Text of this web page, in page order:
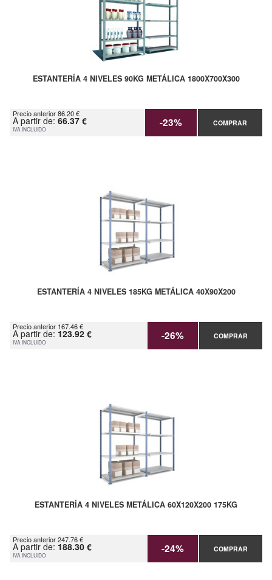
ESTANTERÍA 4 NIVELES 90KG METÁLICA 1800X700X300
Precio anterior 86.20 €
A partir de: 66.37 €
IVA INCLUIDO -23% COMPRAR
ESTANTERÍA 4 NIVELES 185KG METÁLICA 40X90X200
Precio anterior 167.46 €
A partir de: 123.92 €
IVA INCLUIDO -26% COMPRAR
ESTANTERÍA 4 NIVELES METÁLICA 60X120X200 175KG
Precio anterior 247.76 €
A partir de: 188.30 €
IVA INCLUIDO -24% COMPRAR